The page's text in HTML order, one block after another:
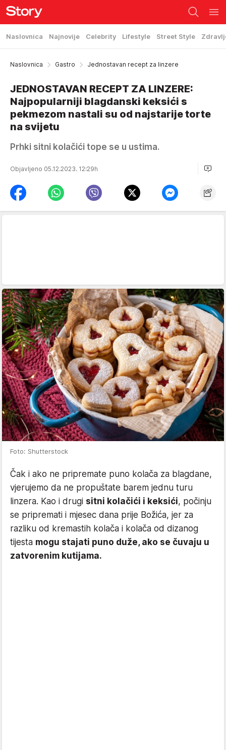
Naslovnica Najnovije Celebrity Lifestyle Street Style
Naslovnica Gastro Jednostavan recept za linzere
JEDNOSTAVAN RECEPT ZA LINZERE:
Najpopularniji blagdanski keksići s
pekmezom nastali su od najstarije torte
na svijetu
Prhki sitni kolačići tope se u ustima.
Objavljeno 05.12.2023. 12:29h
Foto: Shutterstock
Čak i ako ne pripremate puno kolača za blagdane,
vjerujemo da ne propuštate barem jednu turu
linzera. Kao i drugi sitni kolačići i keksići, počinju
se pripremati i mjesec dana prije Božića, jer za
razliku od kremastih kolača i kolača od dizanog
tijesta mogu stajati puno duže, ako se čuvaju u
zatvorenim kutijama.